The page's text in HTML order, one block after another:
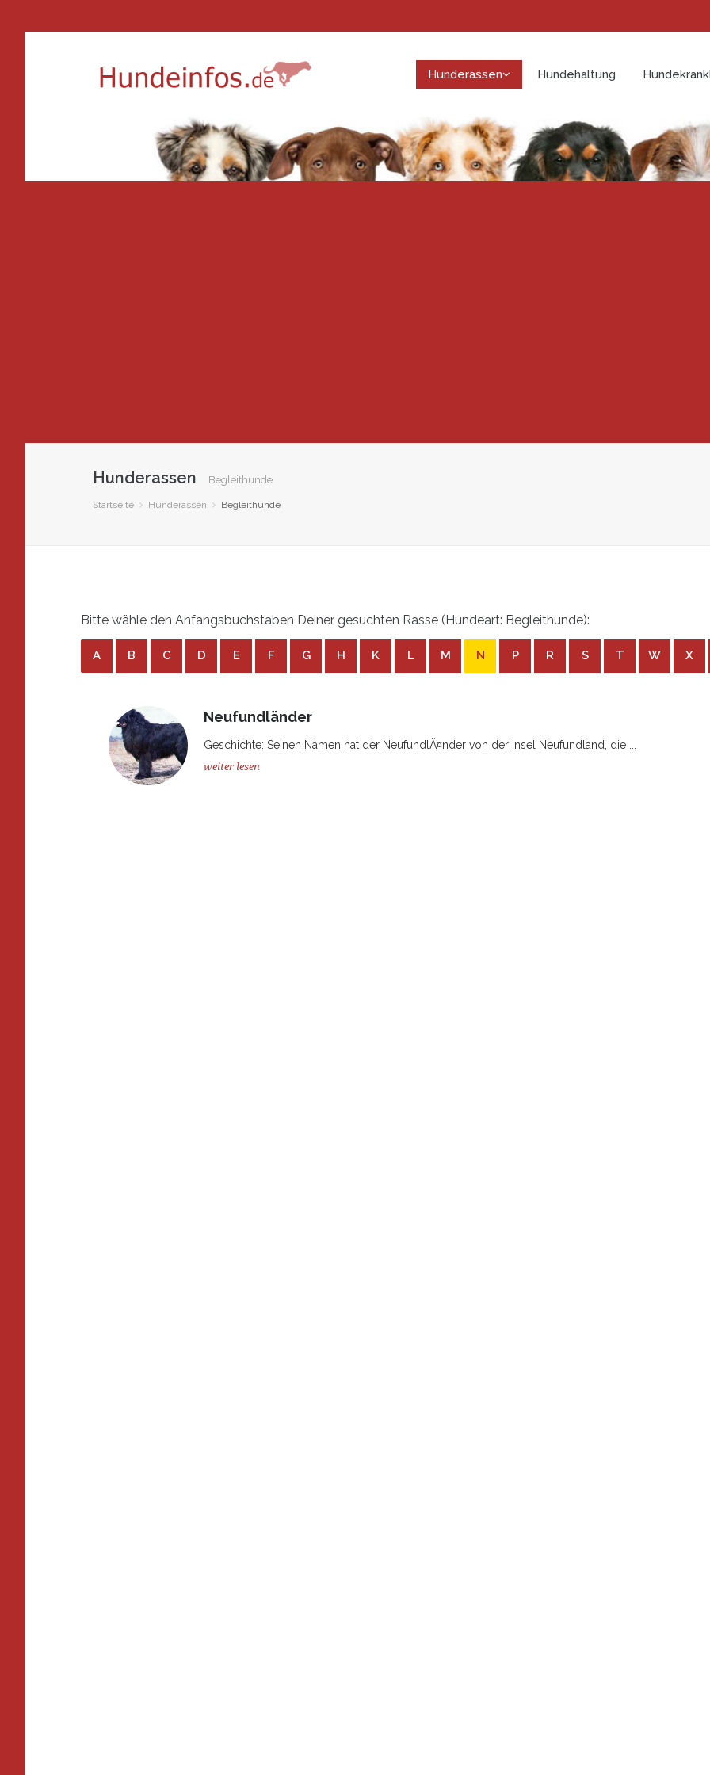
Hunderassen Hundehaltung
Hunderassen Begleithunde
Startseite Hunderassen Begleithunde
Bitte wähle den Anfangsbuchstaben Deiner gesuchten Rasse (Hundeart: Begleithunde):
A B C D E F G H K L M N P R S T W X
Neufundländer
Geschichte: Seinen Namen hat der NeufundlÃ¤nder von der Insel Neufundland, die ...
weiter lesen